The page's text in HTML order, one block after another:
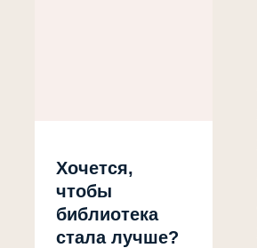
Хочется,
чтобы
библиотека
стала лучше?